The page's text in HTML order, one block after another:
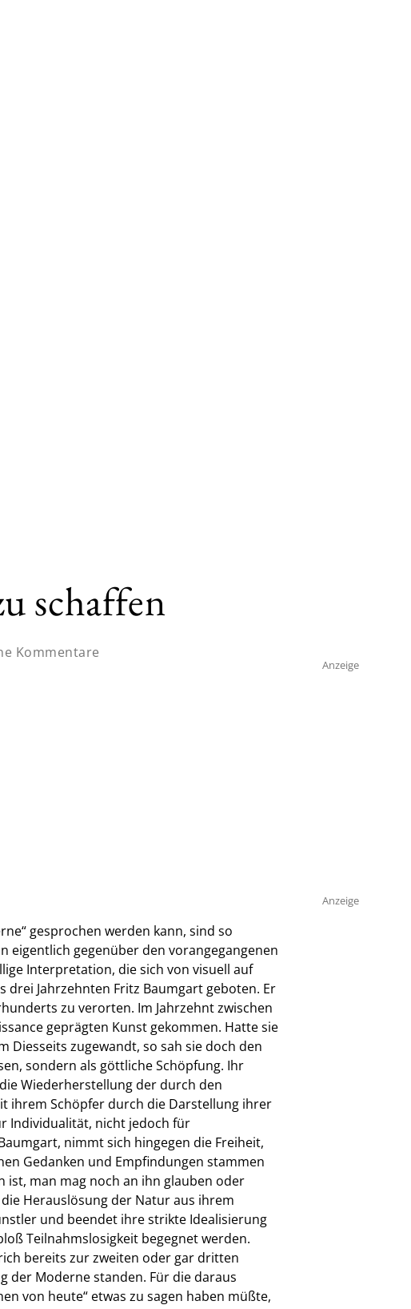
schaffen
Kommentare
gesprochen werden kann, sind so
eigentlich gegenüber den vorangegangenen
Interpretation, die sich von visuell auf
Jahrzehnten Fritz Baumgart geboten. Er
zu verorten. Im Jahrzehnt zwischen
geprägten Kunst gekommen. Hatte sie
zugewandt, so sah sie doch den
sondern als göttliche Schöpfung. Ihr
Wiederherstellung der durch den
ihrem Schöpfer durch die Darstellung ihrer
Individualität, nicht jedoch für
nimmt sich hingegen die Freiheit,
Gedanken und Empfindungen stammen
ist, man mag noch an ihn glauben oder
Herauslösung der Natur aus ihrem
und beendet ihre strikte Idealisierung
Teilnahmslosigkeit begegnet werden.
bereits zur zweiten oder gar dritten
der Moderne standen. Für die daraus
von heute“ etwas zu sagen haben müßte,
Anzeige
Anzeige